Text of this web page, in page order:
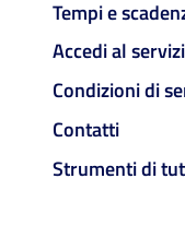
Tempi e
Accedi al
Condizioni di
Contatti
Strumenti di